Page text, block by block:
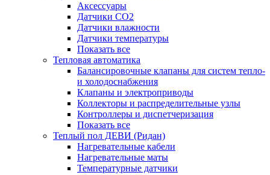
Аксессуары
Датчики CO2
Датчики влажности
Датчики температуры
Показать все
Тепловая автоматика
Балансировочные клапаны для систем тепло-
и холодоснабжения
Клапаны и электроприводы
Коллекторы и распределительные узлы
Контроллеры и диспетчеризация
Показать все
Теплый пол ДЕВИ (Ридан)
Нагревательные кабели
Нагревательные маты
Температурные датчики